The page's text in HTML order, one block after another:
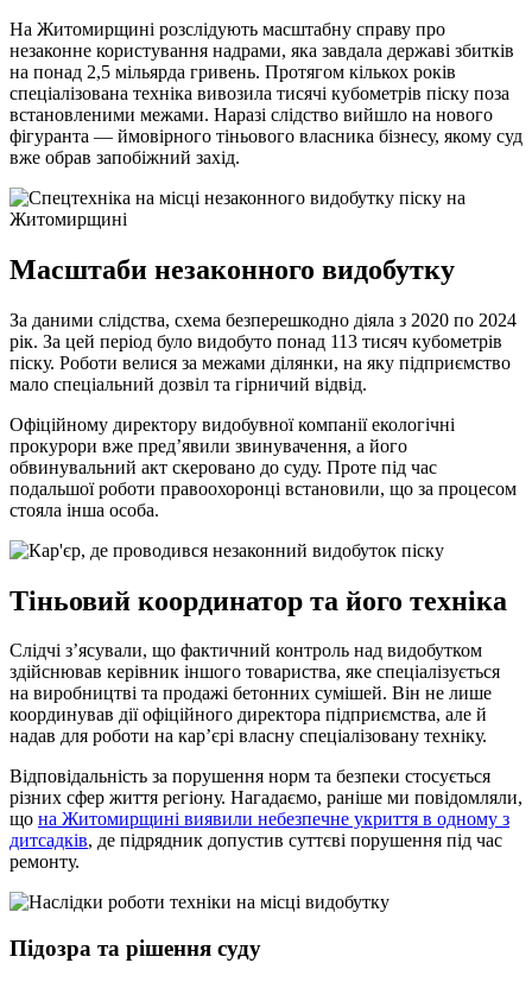
На Житомирщині розслідують масштабну справу про
незаконне користування надрами, яка завдала державі збитків
на понад 2,5 мільярда гривень. Протягом кількох років
спеціалізована техніка вивозила тисячі кубометрів піску поза
встановленими межами. Наразі слідство вийшло на нового
фігуранта — ймовірного тіньового власника бізнесу, якому суд
вже обрав запобіжний захід.
Масштаби незаконного видобутку
За даними слідства, схема безперешкодно діяла з 2020 по 2024
рік. За цей період було видобуто понад 113 тисяч кубометрів
піску. Роботи велися за межами ділянки, на яку підприємство
мало спеціальний дозвіл та гірничий відвід.
Офіційному директору видобувної компанії екологічні
прокурори вже пред’явили звинувачення, а його
обвинувальний акт скеровано до суду. Проте під час
подальшої роботи правоохоронці встановили, що за процесом
стояла інша особа.
Тіньовий координатор та його техніка
Слідчі з’ясували, що фактичний контроль над видобутком
здійснював керівник іншого товариства, яке спеціалізується
на виробництві та продажі бетонних сумішей. Він не лише
координував дії офіційного директора підприємства, але й
надав для роботи на кар’єрі власну спеціалізовану техніку.
Відповідальність за порушення норм та безпеки стосується
різних сфер життя регіону. Нагадаємо, раніше ми повідомляли,
що на Житомирщині виявили небезпечне укриття в одному з
дитсадків, де підрядник допустив суттєві порушення під час
ремонту.
Підозра та рішення суду